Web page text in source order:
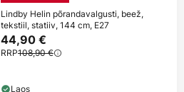
Lindby Helin põrandavalgusti, beež,
tekstiil, statiiv, 144 cm, E27
44,90 €
RRP108,90 €
Laos